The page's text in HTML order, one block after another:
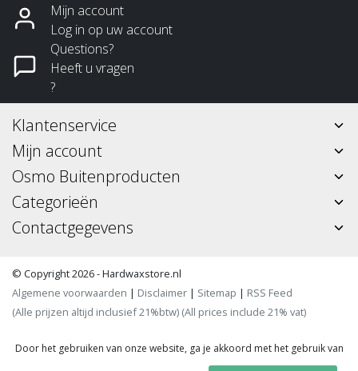
Mijn account
Log in op uw account
Questions?
Heeft u vragen
?
Klantenservice
Mijn account
Osmo Buitenproducten
Categorieën
Contactgegevens
© Copyright 2026 - Hardwaxstore.nl
Algemene voorwaarden | Disclaimer | Sitemap | RSS Feed
(Alle prijzen altijd inclusief 21%btw) (All prices include 21% vat)
Door het gebruiken van onze website, ga je akkoord met het gebruik van